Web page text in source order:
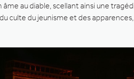
au diable, scellant ainsi une
culte du jeunisme et des apparences,